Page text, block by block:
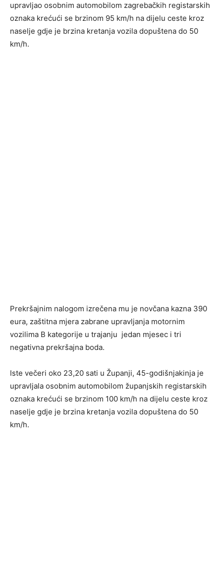
upravljao osobnim automobilom zagrebačkih registarskih
oznaka krećući se brzinom 95 km/h na dijelu ceste kroz
naselje gdje je brzina kretanja vozila dopuštena do 50
km/h.
Prekršajnim nalogom izrečena mu je novčana kazna 390
eura, zaštitna mjera zabrane upravljanja motornim
vozilima B kategorije u trajanju jedan mjesec i tri
negativna prekršajna boda.
Iste večeri oko 23,20 sati u Županji, 45-godišnjakinja je
upravljala osobnim automobilom županjskih registarskih
oznaka krećući se brzinom 100 km/h na dijelu ceste kroz
naselje gdje je brzina kretanja vozila dopuštena do 50
km/h.